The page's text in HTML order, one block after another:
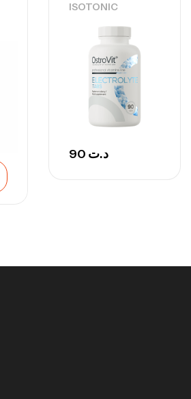
ISOTONIC
د.ت